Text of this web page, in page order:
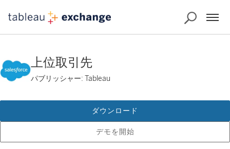
上位取引先
パブリッシャー: Tableau
デモを開始
ダウンロード